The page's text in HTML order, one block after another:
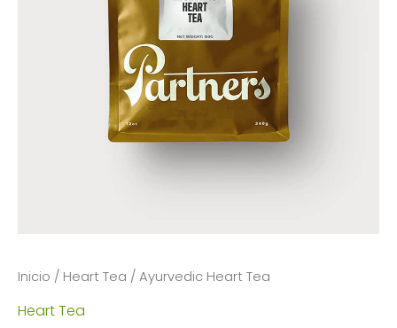
Inicio / Heart Tea / Ayurvedic Heart Tea
Heart Tea